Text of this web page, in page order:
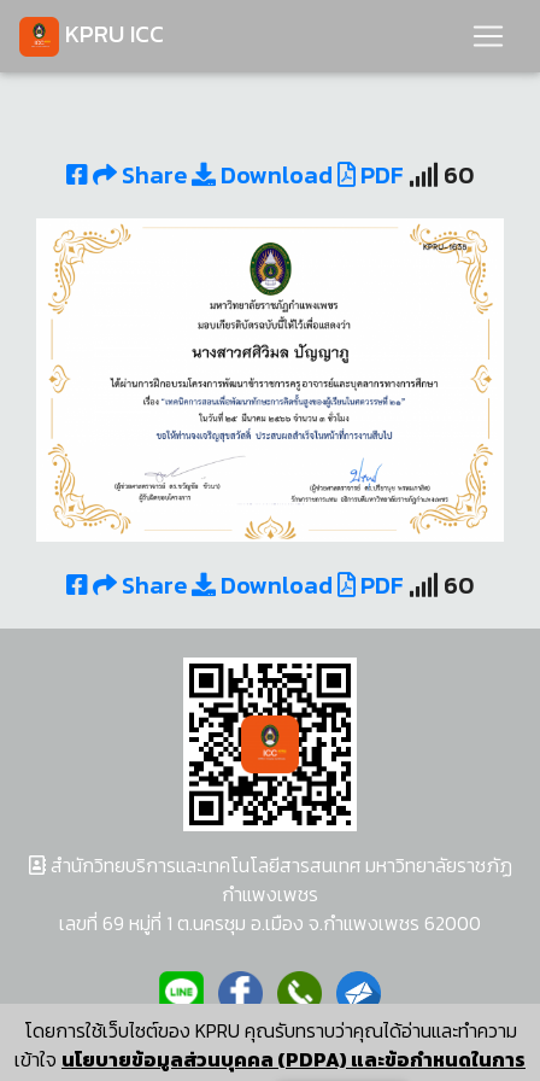
KPRU ICC
Share Download PDF 60
Share Download PDF 60
โดยการใช้เว็บไซต์ของ KPRU คุณรับทราบว่าคุณได้อ่านและทำความ
เข้าใจ นโยบายข้อมูลส่วนบุคคล (PDPA) และข้อกำหนดในการ
สำนักวิทยบริการและเทคโนโลยีสารสนเทศ มหาวิทยาลัยราชภัฏ
กำแพงเพชร
เลขที่ 69 หมู่ที่ 1 ต.นครชุม อ.เมือง จ.กำแพงเพชร 62000
ผู้พัฒนาระบบ อนุชา พวงผกา